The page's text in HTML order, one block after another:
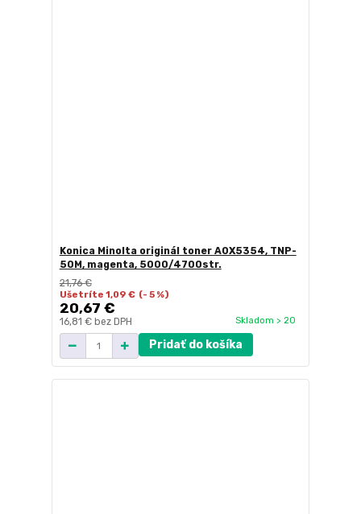
Konica Minolta originál toner A0X5354, TNP-
50M, magenta, 5000/4700str.
21,76 €
Ušetríte 1,09 € (- 5 %)
20,67 €
16,81 € bez DPH Skladom > 20
Pridať do košíka